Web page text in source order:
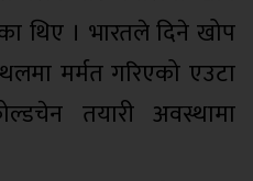
थिए । भारतले दिने खोप
मर्मत गरिएको एउटा
तयारी अवस्थामा